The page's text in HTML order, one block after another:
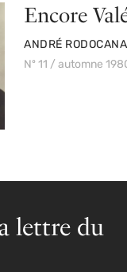
Encore
PAR
ANDRÉ
Nº 11 / automne
lettre du